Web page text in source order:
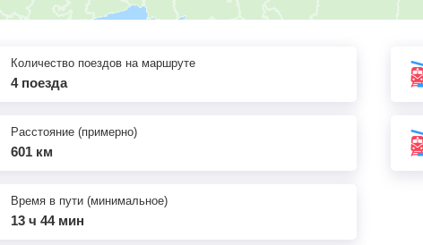
Количество поездов на маршруте
4 поезда
Расстояние (примерно)
601 км
Время в пути (минимальное)
13 ч 44 мин